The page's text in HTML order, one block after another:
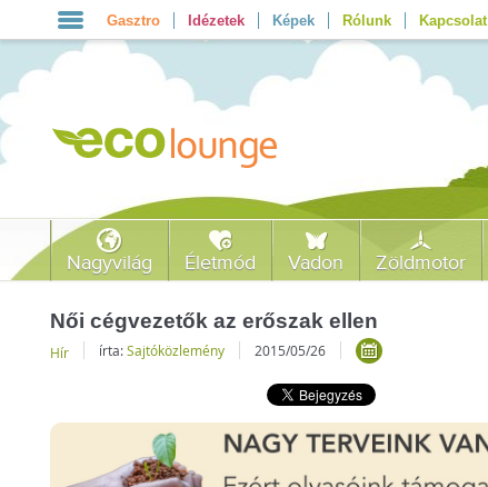
Gasztro Idézetek Képek Rólunk Kapcsolat
Nagyvilág Életmód Vadon Zöldmotor
Női cégvezetők az erőszak ellen
Hír írta:Sajtóközlemény 2015/05/26